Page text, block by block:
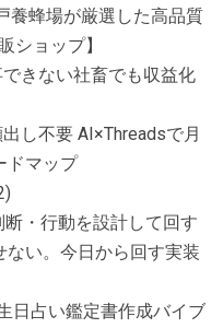
養蜂場が厳選した高品質
ショップ】
できない社畜でも収益化
し不要 AI×Threadsで月
ドマップ
・行動を設計して回す
ない。今日から回す実装
日占い鑑定書作成バイブ